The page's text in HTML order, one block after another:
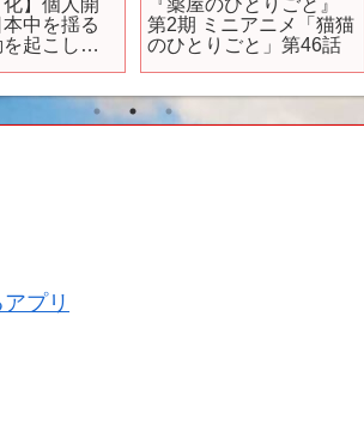
化】個人開
中を揺る
起こした
『薬屋のひとりごと』
第2期 ミニアニメ「猫猫
のひとりごと」第46話
プリ